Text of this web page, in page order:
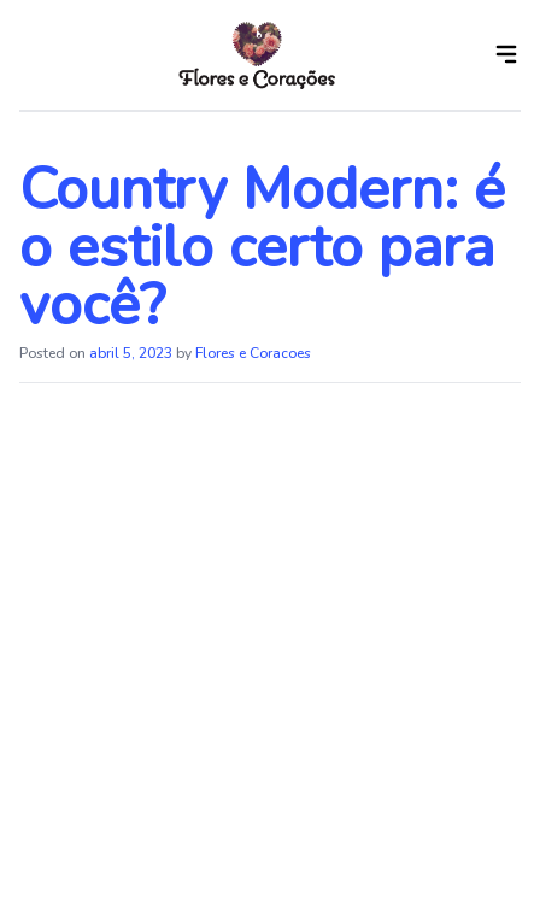
content
Country Modern: é
o estilo certo para
você?
Posted on abril 5, 2023 byFlores e Coracoes